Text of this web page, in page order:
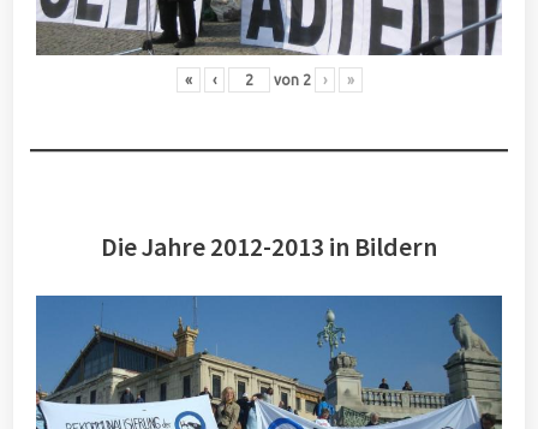
« ‹ von 2 › »
Die Jahre 2012-2013 in Bildern